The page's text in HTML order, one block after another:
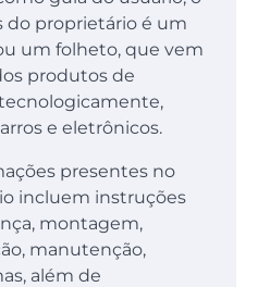
do proprietário é um
um folheto, que vem
produtos de
e eletrônicos.
presentes no
incluem instruções
montagem,
manutenção,
além de